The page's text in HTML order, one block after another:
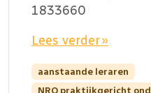
1833660
Lees verder »
aanstaande leraren
NRO praktijkgericht